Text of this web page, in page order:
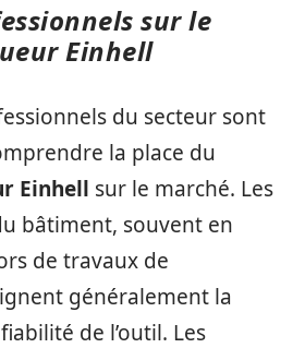
sur le
Einhell
du secteur sont
la place du
Einhell sur le marché. Les
bâtiment, souvent en
de travaux de
généralement la
de l’outil. Les